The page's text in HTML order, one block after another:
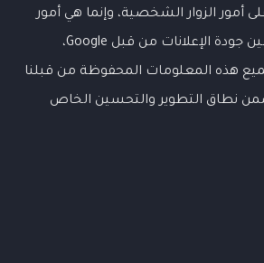
الزوار الشخصية، وإنما هي أمور
تحليلية لأغراض تحسين جودة الإعلانات من قبل Google،
هذه المعلومات المحفوظة من قبلنا
نطاق التطوير والتحسين الخاص